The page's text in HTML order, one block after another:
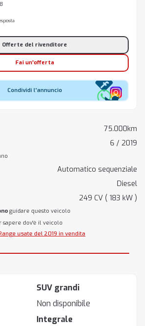
75.000km
6 / 2019
Automatico sequenziale
Diesel
249 CV ( 183 kW )
guidare questo veicolo
dov'è il veicolo
usate del 2019 in vendita
Offerte del rivenditore
Fai un'offerta
Condividi l'annuncio
SUV grandi
Non disponibile
Integrale